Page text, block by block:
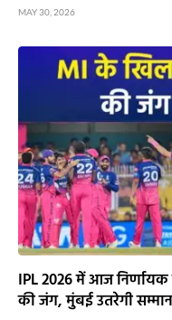
MAY 30, 2026
IPL 2026 में आज
की जंग, मुंबई उतरेगी